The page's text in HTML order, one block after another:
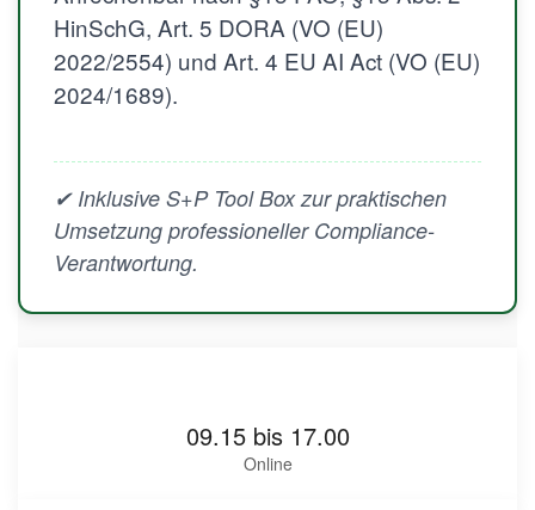
HinSchG, Art. 5 DORA (VO (EU)
2022/2554) und Art. 4 EU AI Act (VO (EU)
2024/1689).
✔ Inklusive S+P Tool Box zur praktischen
Umsetzung professioneller Compliance-
Verantwortung.
09.15 bis 17.00
Online